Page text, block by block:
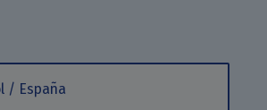
a nuestro blog a través
en GitHub
en Matrix
/ España